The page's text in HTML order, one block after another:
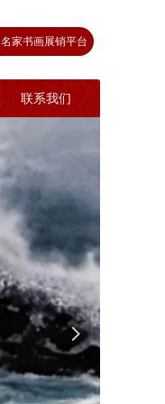
联系我们
넲
名家书画展销平台